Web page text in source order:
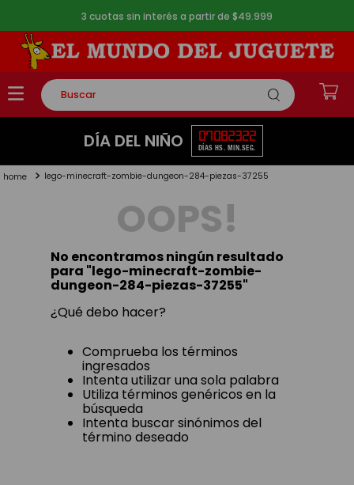
3 cuotas sin interés a partir de $49.999
Buscar
TÉRMINOS MÁS BUSCADOS
2.
lego
toy story
DÍA DEL NIÑO 07
DÍAS
08
HS.
23
MIN.
21
SEG.
lego-minecraft-zombie-dungeon-284-piezas-37255
OOPS!
No encontramos ningún resultado
para "lego-minecraft-zombie-
dungeon-284-piezas-37255"
¿Qué debo hacer?
Comprueba los términos
ingresados
Intenta utilizar una sola palabra
Utiliza términos genéricos en la
búsqueda
Intenta buscar sinónimos del
término deseado